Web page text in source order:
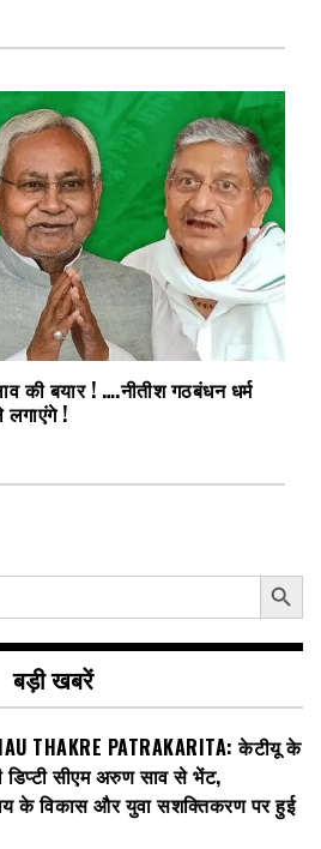
की बयार ! ….नीतीश गठबंधन धर्म
लगाएंगे !
Search Button
बड़ी खबरें
THAKRE PATRAKARITA: केटीयू के
सीएम अरुण साव से भेंट,
के विकास और युवा सशक्तिकरण पर हुई